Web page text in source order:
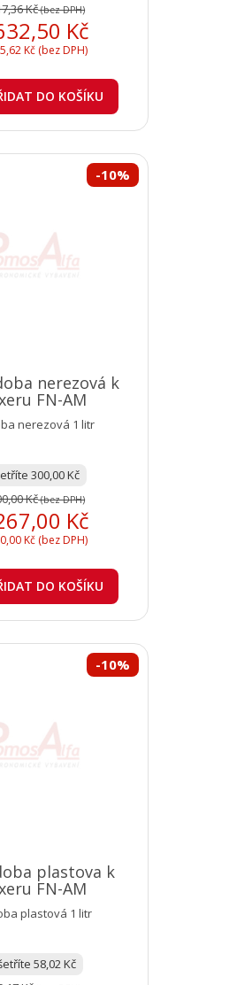
Kč(bez DPH)
Kč
Kč (bez DPH)
DO KOŠÍKU
nerezová k
FN-AM
nerezová 1 litr
300,00 Kč
Kč(bez DPH)
-10%
Kč
Kč (bez DPH)
DO KOŠÍKU
plastova k
FN-AM
plastová 1 litr
58,02 Kč
-10%